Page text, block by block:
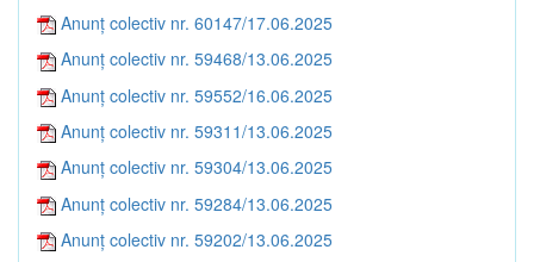
Anunț colectiv nr. 60147/17.06.2025
Anunț colectiv nr. 59468/13.06.2025
Anunț colectiv nr. 59552/16.06.2025
Anunț colectiv nr. 59311/13.06.2025
Anunț colectiv nr. 59304/13.06.2025
Anunț colectiv nr. 59284/13.06.2025
Anunț colectiv nr. 59202/13.06.2025